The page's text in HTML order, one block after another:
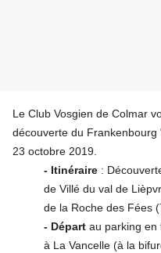
Le Club Vosgien de Colmar
découverte du
23 octobre 2019.
- Itinéraire :
de Villé du val de
de la Roche des Fées
- Départ au parking en
à La Vancelle (à la